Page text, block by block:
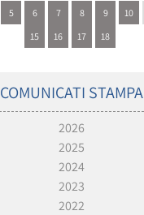
5 6 7 8 9 10
15
16 17 18
COMUNICATI STAMPA
2026
2025
2024
2023
2022